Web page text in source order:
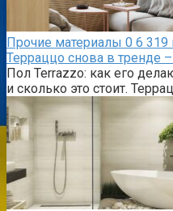
Прочие материалы 0 6 319
Терраццо снова в тренде
Пол Terrazzo: как его
и сколько это стоит.